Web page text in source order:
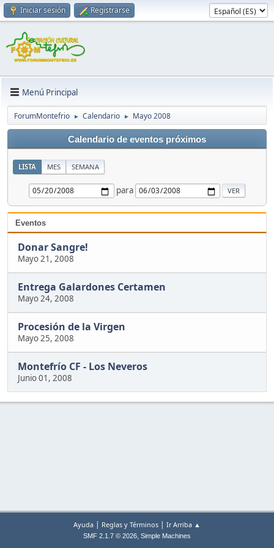
Iniciar sesión Registrarse
Menú Principal
ForumMontefrio ► Calendario ► Mayo 2008
Calendario de eventos próximos
LISTA MES SEMANA
para
Eventos
Donar Sangre!
Mayo 21, 2008
Entrega Galardones Certamen
Mayo 24, 2008
Procesión de la Virgen
Mayo 25, 2008
Montefrío CF - Los Neveros
Junio 01, 2008
Ayuda | Reglas y Términos | Ir Arriba ▲
SMF 2.1.7 © 2026, Simple Machines